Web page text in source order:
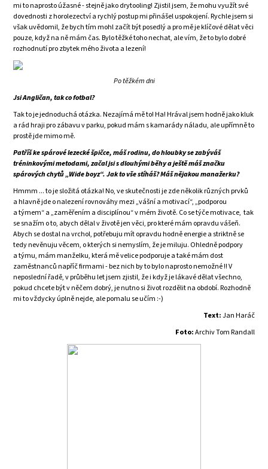
mi to naprosto úžasné - stejně jako drytooling! Zjistil jsem, že mohu využít své
dovednosti z horolezectví a rychlý postup mi přinášel uspokojení. Rychle jsem si
však uvědomil, že bych tím mohl začít být posedlý a pro mě je klíčové dělat věci
pouze, když na ně mám čas. Bylo těžké toho nechat, ale vím, že to bylo dobré
rozhodnutí pro zbytek mého života a lezení!
Po těžkém dni
Jsi Angličan, tak co fotbal?
Tak to je jednoduchá otázka. Nezajímá mě to! Ha! Hrával jsem hodně jako kluk
a rád hraji pro zábavu v parku, pokud mám s kamarády náladu, ale upřímně to
prostě jde mimo mě.
Patříš ke spárové lezecké špičce, máš rodinu, do hloubky se zabýváš
tréninkovými metodami, začal jsi s dlouhými běhy a ještě máš značku
spárových chytů „Wide boyz“. Jak to vše stíháš? Máš nějakou manažerku?
Hmmm ... to je složitá otázka! No, ve skutečnosti je zde několik různých prvků
a hlavně jde o nalezení rovnováhy mezi „vášní a motivací“, „podporou
a týmem“ a „zaměřením a disciplínou“ v mém životě. Co se týče motivace, tak
se snažím o to, abych dělal v životě jen věci, pro které mám opravdu vášeň.
Abych se dostal na vrchol, potřebuju mít opravdu hodně energie a striktně se
tedy nevěnuju věcem, o kterých si nemyslím, že je miluju. Ohledně podpory
a týmu, mám manželku, která mě velice podporuje a také mám dost
zaměstnanců napříč firmami - bez nich by to bylo naprosto nemožné !! V
neposlední řadě, v průběhu let jsem zjistil, že i když je lákavé dělat všechno,
pokud chcete být v něčem dobrý, je nutno si život rozdělit na období. Rozhodně
mi to vždycky úplně nejde, ale pomalu se učím :-)
Text:Jan Haráč
Foto:Archiv Tom Randall